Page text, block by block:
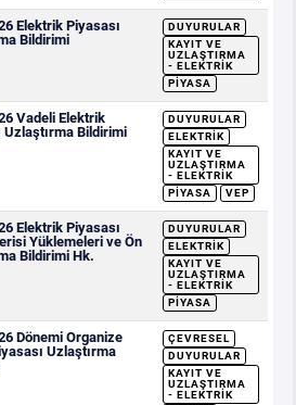
Elektrik Piyasası
Bildirimi
DUYURULAR
KAYIT VE
UZLAŞTIRMA
- ELEKTRIK
PIYASA
Vadeli Elektrik
Uzlaştırma Bildirimi
DUYURULAR
ELEKTRIK
KAYIT VE
UZLAŞTIRMA
- ELEKTRIK
PIYASA
VEP
Elektrik Piyasası
Yüklemeleri ve Ön
Bildirimi Hk.
DUYURULAR
ELEKTRIK
KAYIT VE
UZLAŞTIRMA
- ELEKTRIK
PIYASA
Dönemi Organize
Uzlaştırma
ÇEVRESEL
DUYURULAR
KAYIT VE
UZLAŞTIRMA
- ELEKTRIK